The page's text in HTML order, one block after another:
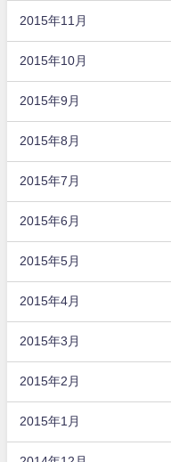
2015年11月
2015年10月
2015年9月
2015年8月
2015年7月
2015年6月
2015年5月
2015年4月
2015年3月
2015年2月
2015年1月